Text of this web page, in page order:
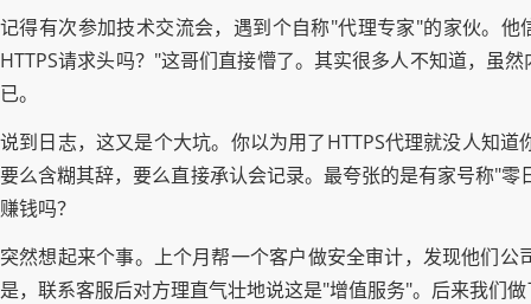
记得有次参加技术交流会，遇到个自称"代理专家"的家伙。
HTTPS请求头吗？"这哥们直接懵了。其实很多人不知道，虽
已。
说到日志，这又是个大坑。你以为用了HTTPS代理就没人知
要么含糊其辞，要么直接承认会记录。最夸张的是有家号称"
赚钱吗？
突然想起来个事。上个月帮一个客户做安全审计，发现他们
是，联系客服后对方理直气壮地说这是"增值服务"。后来我们